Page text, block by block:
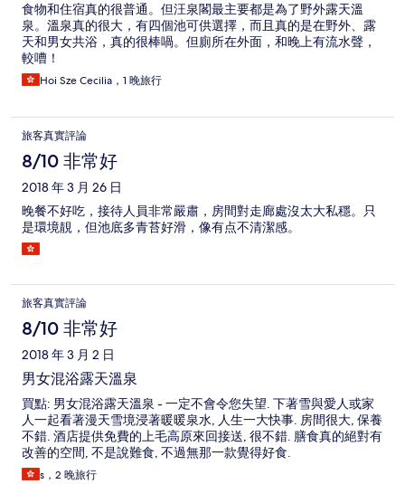
食物和住宿真的很普通。但汪泉閣最主要都是為了野外露天溫
泉。溫泉真的很大，有四個池可供選擇，而且真的是在野外、露
天和男女共浴，真的很棒喎。但廁所在外面，和晚上有流水聲，
較嘈！
Hoi Sze Cecilia，1 晚旅行
旅客真實評論
8/10 非常好
2018 年 3 月 26 日
晚餐不好吃，接待人員非常嚴肅，房間對走廊處沒太大私穩。只
是環境靚，但池底多青苔好滑，像有点不清潔感。
旅客真實評論
8/10 非常好
2018 年 3 月 2 日
男女混浴露天溫泉
買點: 男女混浴露天溫泉 - 一定不會令您失望. 下著雪與愛人或家
人一起看著漫天雪境浸著暖暖泉水, 人生一大快事. 房間很大, 保養
不錯. 酒店提供免費的上毛高原來回接送, 很不錯. 膳食真的絕對有
改善的空間, 不是說難食, 不過無那一款覺得好食.
s，2 晚旅行